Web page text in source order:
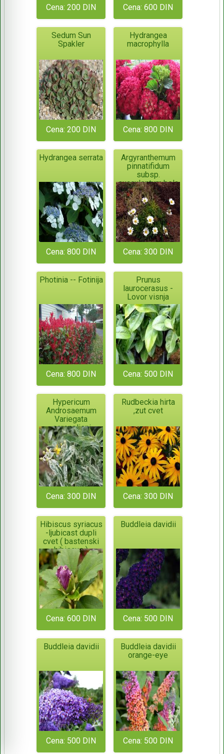
Cena: 200 DIN Cena: 600 DIN
Sedum Sun
Spakler
Cena: 200 DIN
Hydrangea
macrophylla
Cena: 800 DIN
Hydrangea serrata
Cena: 800 DIN
Argyranthemum
pinnatifidum
subsp.
succulentum,bela
rada-niska
Cena: 300 DIN
Photinia -- Fotinija
Cena: 800 DIN
Prunus
laurocerasus -
Lovor visnja
Cena: 500 DIN
Hypericum
Androsaemum
Variegata
,sarenolisni
kantarion
Cena: 300 DIN
Rudbeckia hirta
,zut cvet
Cena: 300 DIN
Hibiscus syriacus
-ljubicast dupli
cvet ( bastenski
hibiscus )
Cena: 600 DIN
Buddleia davidii
Cena: 500 DIN
Buddleia davidii
Cena: 500 DIN
Buddleia davidii
orange-eye
Cena: 500 DIN